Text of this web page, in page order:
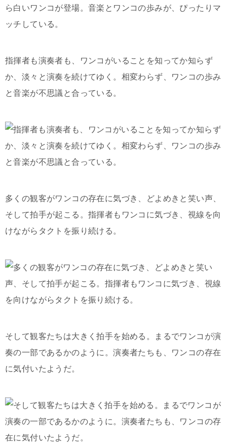
指揮者も演奏者も、ワンコがいることを知ってか知らず
か、淡々と演奏を続けてゆく。相変わらず、ワンコの歩み
と音楽が不思議と合っている。
多くの観客がワンコの存在に気づき、どよめきと笑い声、
そして拍手が起こる。指揮者もワンコに気づき、視線を向
けながらタクトを振り続ける。
そして観客たちは大きく拍手を始める。まるでワンコが演
奏の一部であるかのように。演奏者たちも、ワンコの存在
に気付いたようだ。